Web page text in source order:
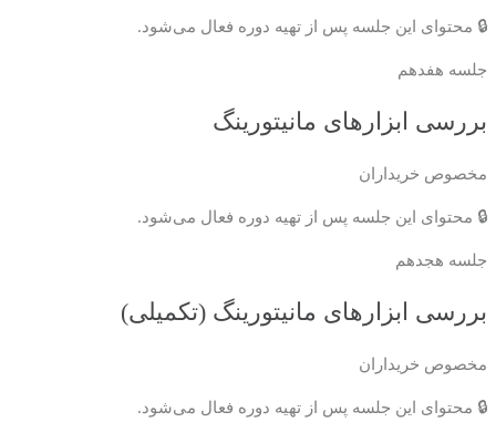
🔒 محتوای این جلسه پس از تهیه دوره فعال می‌شود.
جلسه هفدهم
بررسی ابزارهای مانیتورینگ
مخصوص خریداران
🔒 محتوای این جلسه پس از تهیه دوره فعال می‌شود.
جلسه هجدهم
بررسی ابزارهای مانیتورینگ (تکمیلی)
مخصوص خریداران
🔒 محتوای این جلسه پس از تهیه دوره فعال می‌شود.